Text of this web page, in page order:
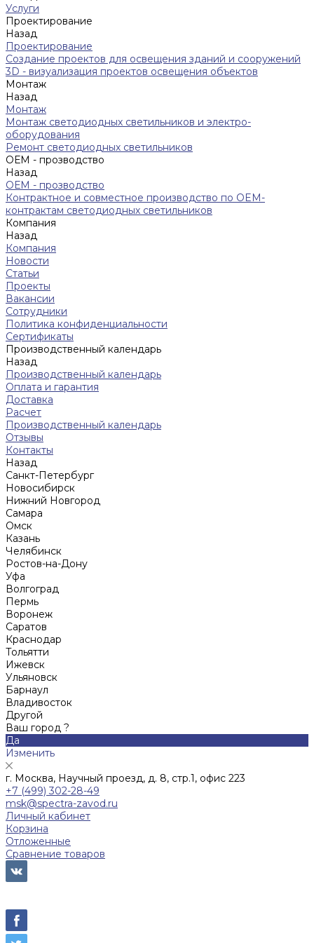
Услуги
Проектирование
Назад
Проектирование
Создание проектов для освещения зданий и сооружений
3D - визуализация проектов освещения объектов
Монтаж
Назад
Монтаж
Монтаж светодиодных светильников и электро-
оборудования
Ремонт светодиодных светильников
ОЕМ - прозводство
Назад
ОЕМ - прозводство
Контрактное и совместное производство по OEM-
контрактам светодиодных светильников
Компания
Назад
Компания
Новости
Статьи
Проекты
Вакансии
Сотрудники
Политика конфиденциальности
Сертификаты
Производственный календарь
Назад
Производственный календарь
Оплата и гарантия
Доставка
Расчет
Производственный календарь
Отзывы
Контакты
Назад
Санкт-Петербург
Новосибирск
Нижний Новгород
Cамара
Омск
Казань
Челябинск
Ростов-на-Дону
Уфа
Волгоград
Пермь
Воронеж
Саратов
Краснодар
Тольятти
Ижевск
Ульяновск
Барнаул
Владивосток
Другой
Ваш город ?
Да
Изменить
г. Москва, Научный проезд, д. 8, стр.1, офис 223
+7 (499) 302-28-49
msk@spectra-zavod.ru
Личный кабинет
Корзина
Отложенные
Сравнение товаров